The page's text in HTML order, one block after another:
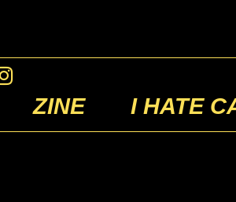
ZINE I HATE